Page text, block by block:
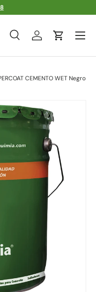
BuscarIniciar sesión
Carrito
Menú
CEMENTO WET Negro
del producto